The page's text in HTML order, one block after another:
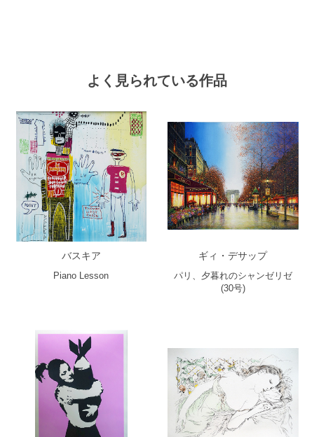
よく見られている作品
バスキア
Piano Lesson
ギィ・デサップ
パリ、夕暮れのシャンゼリゼ
(30号)